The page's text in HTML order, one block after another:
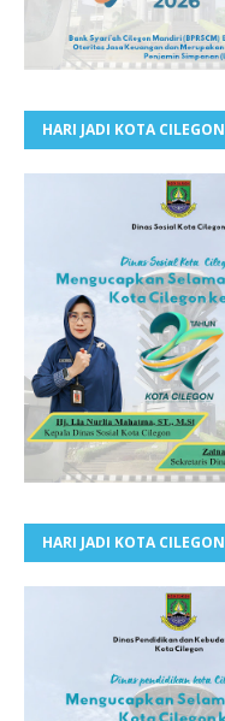
HARI JADI KOTA CILEGON
HARI JADI KOTA CILEGON